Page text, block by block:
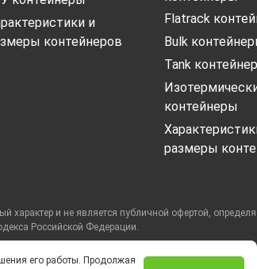
и
контейнеров
Flatrack
Bulk
Tank
контейнеры
размеры
характер и не является публичной офертой,
Российской Федерации.
его работы. Продолжая